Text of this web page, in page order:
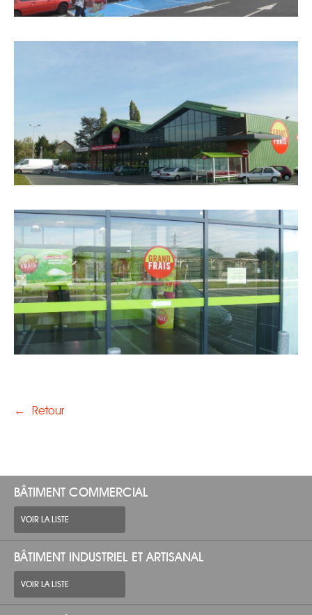
← Retour
BÂTIMENT COMMERCIAL
VOIR LA LISTE
BÂTIMENT INDUSTRIEL ET ARTISANAL
VOIR LA LISTE